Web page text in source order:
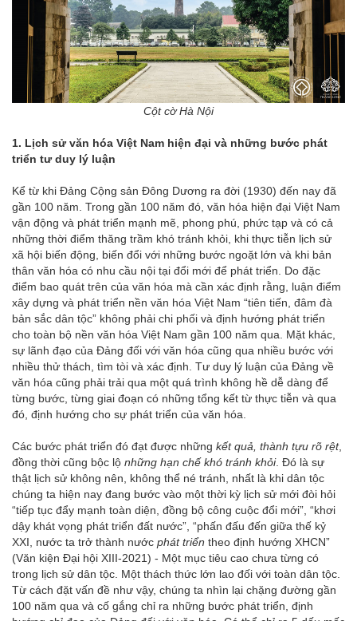
Cột cờ Hà Nội
1. Lịch sử văn hóa Việt Nam hiện đại và những bước phát
triển tư duy lý luận
Kể từ khi Đảng Cộng sản Đông Dương ra đời (1930) đến nay đã
gần 100 năm. Trong gần 100 năm đó, văn hóa hiện đại Việt Nam
vận động và phát triển mạnh mẽ, phong phú, phức tạp và có cả
những thời điểm thăng trầm khó tránh khỏi, khi thực tiễn lịch sử
xã hội biến động, biến đổi với những bước ngoặt lớn và khi bản
thân văn hóa có nhu cầu nội tại đổi mới để phát triển. Do đặc
điểm bao quát trên của văn hóa mà cần xác định rằng, luận điểm
xây dựng và phát triển nền văn hóa Việt Nam “tiên tiến, đâm đà
bản sắc dân tộc” không phải chi phối và định hướng phát triển
cho toàn bộ nền văn hóa Việt Nam gần 100 năm qua. Mặt khác,
sự lãnh đạo của Đảng đối với văn hóa cũng qua nhiều bước với
nhiều thử thách, tìm tòi và xác định. Tư duy lý luận của Đảng về
văn hóa cũng phải trải qua một quá trình không hề dễ dàng để
từng bước, từng giai đoạn có những tổng kết từ thực tiễn và qua
đó, định hướng cho sự phát triển của văn hóa.
Các bước phát triển đó đạt được những kết quả, thành tựu rõ rệt,
đồng thời cũng bộc lộ những hạn chế khó tránh khỏi. Đó là sự
thật lịch sử không nên, không thể né tránh, nhất là khi dân tộc
chúng ta hiện nay đang bước vào một thời kỳ lịch sử mới đòi hỏi
“tiếp tục đẩy mạnh toàn diện, đồng bộ công cuộc đổi mới”, “khơi
dậy khát vọng phát triển đất nước”, “phấn đấu đến giữa thế kỷ
XXI, nước ta trở thành nước phát triển theo định hướng XHCN”
(Văn kiện Đại hội XIII-2021) - Một mục tiêu cao chưa từng có
trong lịch sử dân tộc. Một thách thức lớn lao đối với toàn dân tộc.
Từ cách đặt vấn đề như vậy, chúng ta nhìn lại chặng đường gần
100 năm qua và cố gắng chỉ ra những bước phát triển, định